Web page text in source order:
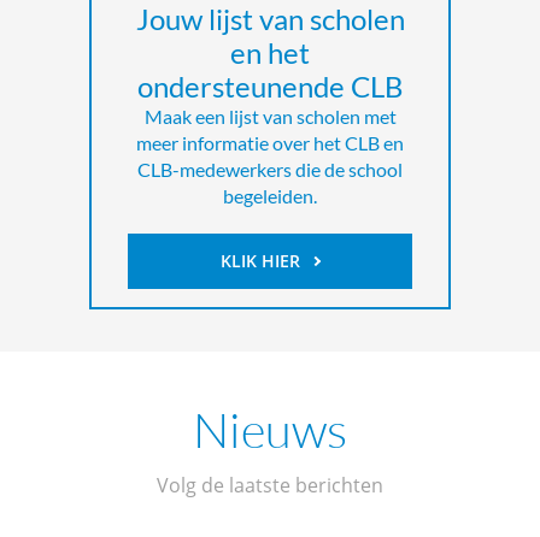
Jouw lijst van scholen
en het
ondersteunende CLB
Maak een lijst van scholen met
meer informatie over het CLB en
CLB-medewerkers die de school
begeleiden.
KLIK HIER
Nieuws
Volg de laatste berichten